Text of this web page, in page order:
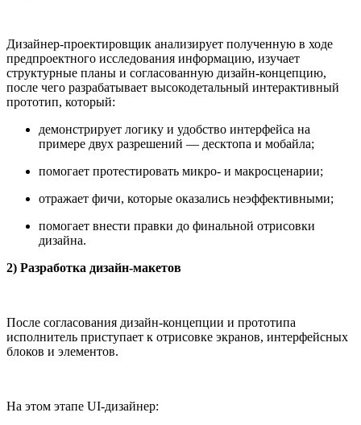
Дизайнер-проектировщик анализирует полученную в ходе
предпроектного исследования информацию, изучает
структурные планы и согласованную дизайн-концепцию,
после чего разрабатывает высокодетальный интерактивный
прототип, который:
демонстрирует логику и удобство интерфейса на
примере двух разрешений — десктопа и мобайла;
помогает протестировать микро- и макросценарии;
отражает фичи, которые оказались неэффективными;
помогает внести правки до финальной отрисовки
дизайна.
2) Разработка дизайн-макетов
После согласования дизайн-концепции и прототипа
исполнитель приступает к отрисовке экранов, интерфейсных
блоков и элементов.
На этом этапе UI-дизайнер: